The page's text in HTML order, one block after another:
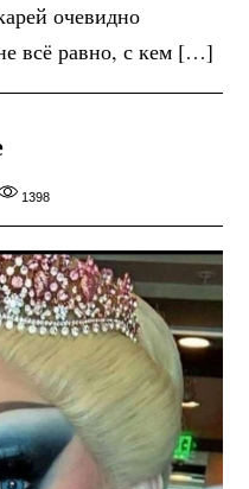
очевидно
всё равно, с кем […]
1398